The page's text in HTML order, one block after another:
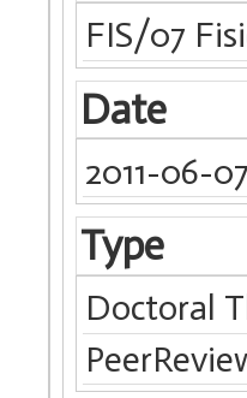
FIS/07
Date
2011-06-07
Type
Doctoral